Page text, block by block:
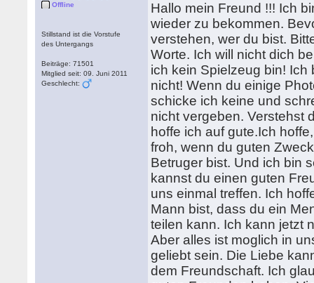
Offline
Stillstand ist die Vorstufe
des Untergangs
Beiträge: 71501
Mitglied seit: 09. Juni 2011
Geschlecht:
Hallo mein Freund !!! Ich
wieder zu bekommen.
verstehen, wer du bist.
Worte. Ich will nicht dich
ich kein Spielzeug bin! Ich
nicht! Wenn du einige
schicke ich keine und
nicht vergeben. Verstehst
hoffe ich auf gute.Ich
froh, wenn du guten
Betruger bist. Und ich bin
kannst du einen guten
uns einmal treffen. Ich
Mann bist, dass du ein
teilen kann. Ich kann jetzt
Aber alles ist moglich in
geliebt sein. Die Liebe
dem Freundschaft. Ich